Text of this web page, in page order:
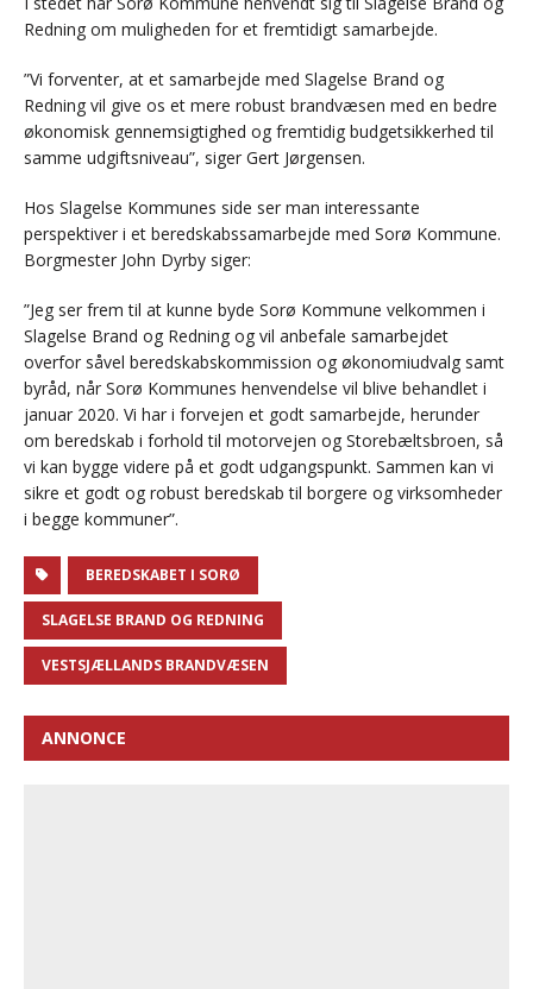
Redning om muligheden for et fremtidigt samarbejde.
”Vi forventer, at et samarbejde med Slagelse Brand og
Redning vil give os et mere robust brandvæsen med en bedre
økonomisk gennemsigtighed og fremtidig budgetsikkerhed til
samme udgiftsniveau”, siger Gert Jørgensen.
Hos Slagelse Kommunes side ser man interessante
perspektiver i et beredskabssamarbejde med Sorø Kommune.
Borgmester John Dyrby siger:
”Jeg ser frem til at kunne byde Sorø Kommune velkommen i
Slagelse Brand og Redning og vil anbefale samarbejdet
overfor såvel beredskabskommission og økonomiudvalg samt
byråd, når Sorø Kommunes henvendelse vil blive behandlet i
januar 2020. Vi har i forvejen et godt samarbejde, herunder
om beredskab i forhold til motorvejen og Storebæltsbroen, så
vi kan bygge videre på et godt udgangspunkt. Sammen kan vi
sikre et godt og robust beredskab til borgere og virksomheder
i begge kommuner”.
BEREDSKABET I SORØ
SLAGELSE BRAND OG REDNING
VESTSJÆLLANDS BRANDVÆSEN
ANNONCE